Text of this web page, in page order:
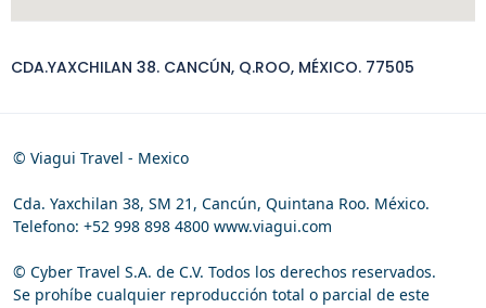
CDA.YAXCHILAN 38. CANCÚN, Q.ROO, MÉXICO. 77505
© Viagui Travel - Mexico
Cda. Yaxchilan 38, SM 21, Cancún, Quintana Roo. México.
Telefono: +52 998 898 4800 www.viagui.com
© Cyber Travel S.A. de C.V. Todos los derechos reservados.
Se prohíbe cualquier reproducción total o parcial de este